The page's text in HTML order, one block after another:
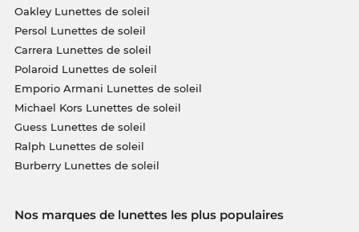
Oakley Lunettes de soleil
Persol Lunettes de soleil
Carrera Lunettes de soleil
Polaroid Lunettes de soleil
Emporio Armani Lunettes de soleil
Michael Kors Lunettes de soleil
Guess Lunettes de soleil
Ralph Lunettes de soleil
Burberry Lunettes de soleil
Nos marques de lunettes les plus populaires